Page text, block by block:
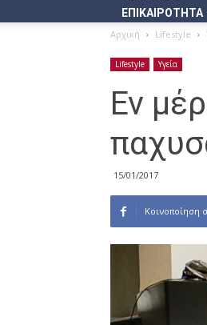
ΕΠΙΚΑΙΡΟΤΗΤΑ
Αρχική Lifestyle
Lifestyle Υγεία
Εν
15/01/2017
Κοινοποίηση